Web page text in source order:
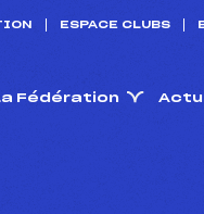
ESPACE CLUBS
Fédération